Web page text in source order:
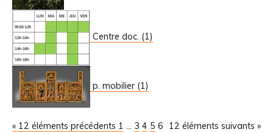
Centre doc. (1)
p. mobilier (1)
« 12 éléments précédents 12 éléments suivants »
1 ... 3 4 5 6